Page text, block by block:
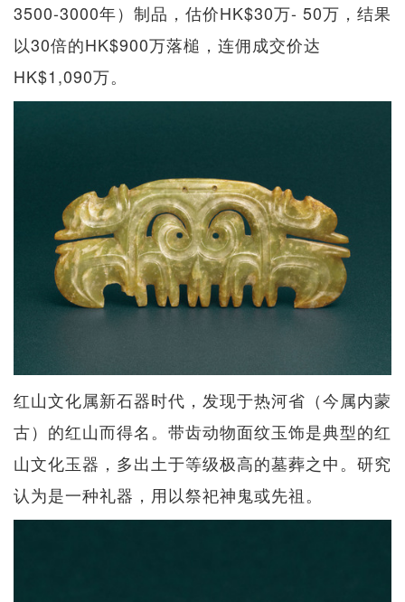
3500-3000年）制品，估价HK$30万- 50万，结果
以30倍的HK$900万落槌，连佣成交价达
HK$1,090万。
红山文化属新石器时代，发现于热河省（今属内蒙
古）的红山而得名。带齿动物面纹玉饰是典型的红
山文化玉器，多出土于等级极高的墓葬之中。研究
认为是一种礼器，用以祭祀神鬼或先祖。